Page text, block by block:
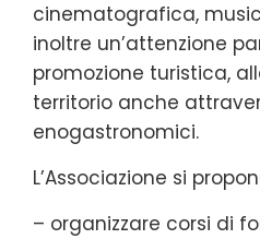
cinematografica,
inoltre un’attenzione
promozione turistica,
territorio anche
enogastronomici.
L’Associazione si
– organizzare corsi di